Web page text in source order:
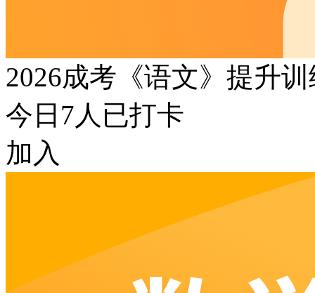
2026成考《语文》提升
今日 7人已打卡
加入